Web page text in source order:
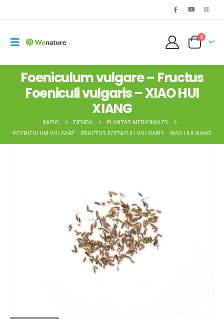
0
Foeniculum vulgare – Fructus
Foeniculi vulgaris – XIAO HUI
XIANG
INICIO TIENDA
PLANTAS MEDICINALES
FOENICULUM VULGARE – FRUCTUS FOENICULI VULGARIS – XIAO HUI XIANG